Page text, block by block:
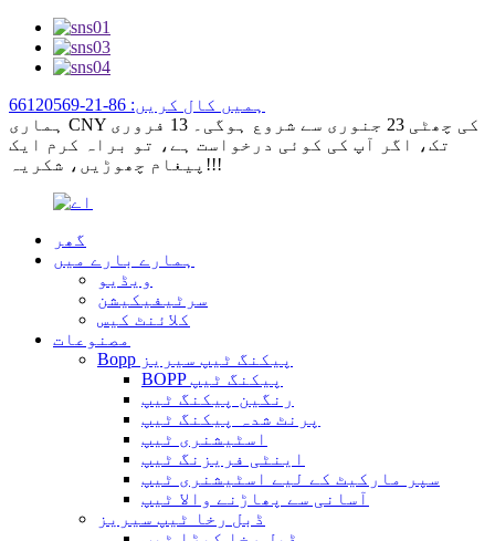
ہمیں کال کریں: 86-21-66120569
ہماری CNY کی چھٹی 23 جنوری سے شروع ہوگی۔ 13 فروری
تک، اگر آپ کی کوئی درخواست ہے، تو براہ کرم ایک
پیغام چھوڑیں، شکریہ!!!
گھر
ہمارے بارے میں
ویڈیو
سرٹیفیکیشن
کلائنٹ کیس
مصنوعات
Bopp پیکنگ ٹیپ سیریز
BOPP پیکنگ ٹیپ
رنگین پیکنگ ٹیپ
پرنٹ شدہ پیکنگ ٹیپ
اسٹیشنری ٹیپ
اینٹی فریزنگ ٹیپ
سپر مارکیٹ کے لیے اسٹیشنری ٹیپ
آسانی سے پھاڑنے والا ٹیپ
ڈبل رخا ٹیپ سیریز